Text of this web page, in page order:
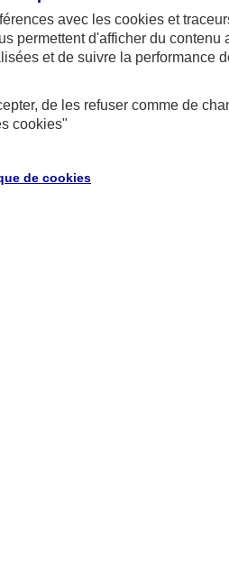
Assurance
avec les cookies et
permettent d'afficher du contenu
et de suivre la performance
de les refuser comme de
cookies"
de cookies